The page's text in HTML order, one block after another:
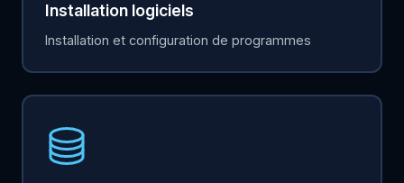
Installation logiciels
Installation et configuration de programmes